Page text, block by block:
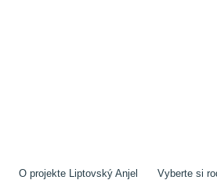
O projekte Liptovský Anjel Vyberte si